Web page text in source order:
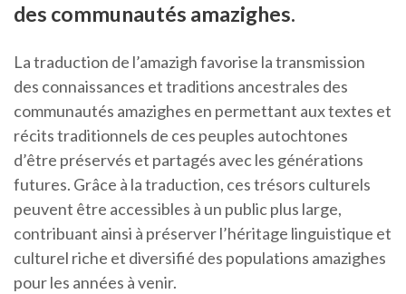
des communautés amazighes.
La traduction de l’amazigh favorise la transmission
des connaissances et traditions ancestrales des
communautés amazighes en permettant aux textes et
récits traditionnels de ces peuples autochtones
d’être préservés et partagés avec les générations
futures. Grâce à la traduction, ces trésors culturels
peuvent être accessibles à un public plus large,
contribuant ainsi à préserver l’héritage linguistique et
culturel riche et diversifié des populations amazighes
pour les années à venir.